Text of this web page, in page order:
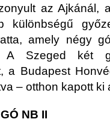
az Ajkánál,
különbségű
amely négy
A Szeged két
a Budapest
– otthon kapott ki
NB II